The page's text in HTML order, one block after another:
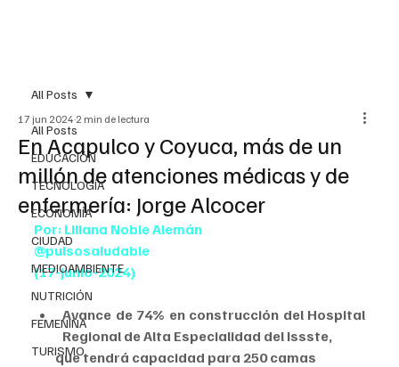
All Posts
EDUCACIÓN
TECNOLOGÍA
ECONOMÍA
CIUDAD
MEDIOAMBIENTE
NUTRICIÓN
FEMENINA
TURISMO
All Posts
En Acapulco y Coyuca, más de un
millón de atenciones médicas y de
enfermería: Jorge Alcocer
17 jun 2024 2 min de lectura
Por: Liliana Noble Alemán
@pulsosaludable
(17-junio-2024)
Avance de 74% en construcción del Hospital
Regional de Alta Especialidad del Issste,
        que tendrá capacidad para 250 camas